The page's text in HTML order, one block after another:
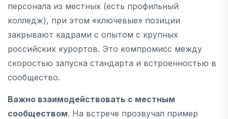
персонала из местных (есть профильный
колледж), при этом «ключевые» позиции
закрывают кадрами с опытом с крупных
российских курортов. Это компромисс между
скоростью запуска стандарта и встроенностью в
сообщество.
Важно взаимодействовать с местным
сообществом. На встрече прозвучал пример